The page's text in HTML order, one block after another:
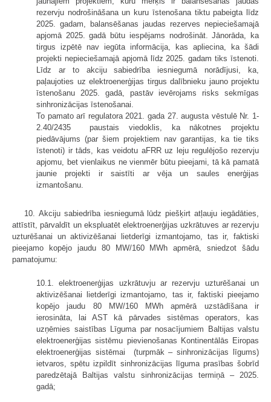
rezervju nodrošināšana un kuru īstenošana tiktu pabeigta līdz
2025. gadam, balansēšanas jaudas rezerves nepieciešamajā
apjomā 2025. gadā būtu iespējams nodrošināt. Jānorāda, ka
tirgus izpētē nav iegūta informācija, kas apliecina, ka šādi
projekti nepieciešamajā apjomā līdz 2025. gadam tiks īstenoti.
Līdz ar to akciju sabiedrība iesniegumā norādījusi, ka,
paļaujoties uz elektroenerģijas tirgus dalībnieku jauno projektu
īstenošanu 2025. gadā, pastāv ievērojams risks sekmīgas
sinhronizācijas īstenošanai.
To pamato arī regulatora 2021. gada 27. augusta vēstulē Nr. 1-
2.40/2435 paustais viedoklis, ka nākotnes projektu
piedāvājums (par šiem projektiem nav garantijas, ka tie tiks
īstenoti) ir tāds, kas veidotu aFRR uz leju regulējošo rezervju
apjomu, bet vienlaikus ne vienmēr būtu pieejami, tā kā pamatā
jaunie projekti ir saistīti ar vēja un saules enerģijas
izmantošanu.
10. Akciju sabiedrība iesniegumā lūdz piešķirt atļauju iegādāties,
attīstīt, pārvaldīt un ekspluatēt elektroenerģijas uzkrātuves ar rezervju
uzturēšanai un aktivizēšanai lietderīgi izmantojamo, tas ir, faktiski
pieejamo kopējo jaudu 80 MW/160 MWh apmērā, sniedzot šādu
pamatojumu:
10.1. elektroenerģijas uzkrātuvju ar rezervju uzturēšanai un
aktivizēšanai lietderīgi izmantojamo, tas ir, faktiski pieejamo
kopējo jaudu 80 MW/160 MWh apmērā uzstādīšana ir
ierosināta, lai AST kā pārvades sistēmas operators, kas
uzņēmies saistības Līguma par nosacījumiem Baltijas valstu
elektroenerģijas sistēmu pievienošanas Kontinentālās Eiropas
elektroenerģijas sistēmai (turpmāk – sinhronizācijas līgums)
ietvaros, spētu izpildīt sinhronizācijas līguma prasības šobrīd
paredzētajā Baltijas valstu sinhronizācijas termiņā – 2025.
gadā;